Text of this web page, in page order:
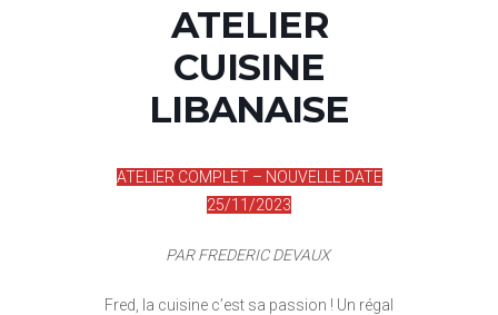
ATELIER
CUISINE
LIBANAISE
ATELIER COMPLET – NOUVELLE DATE
25/11/2023
PAR FREDERIC DEVAUX
Fred, la cuisine c’est sa passion ! Un régal